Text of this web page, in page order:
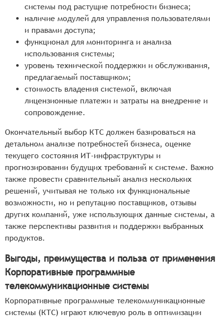
системы под растущие потребности бизнеса;
наличие модулей для управления пользователями
и правами доступа;
функционал для мониторинга и анализа
использования системы;
уровень технической поддержки и обслуживания,
предлагаемый поставщиком;
стоимость владения системой, включая
лицензионные платежи и затраты на внедрение и
сопровождение.
Окончательный выбор КТС должен базироваться на
детальном анализе потребностей бизнеса, оценке
текущего состояния ИТ-инфраструктуры и
прогнозировании будущих требований к системе. Важно
также провести сравнительный анализ нескольких
решений, учитывая не только их функциональные
возможности, но и репутацию поставщиков, отзывы
других компаний, уже использующих данные системы, а
также перспективы развития и поддержки выбранных
продуктов.
Выгоды, преимущества и польза от применения
Корпоративные программные
телекоммуникационные системы
Корпоративные программные телекоммуникационные
системы (КТС) играют ключевую роль в оптимизации